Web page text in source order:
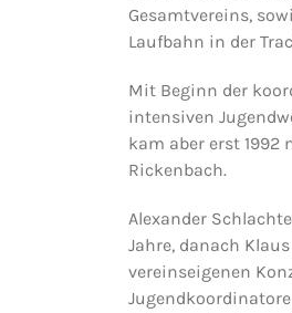
Gesamtvereins,
Laufbahn in der
Mit Beginn der
intensiven
kam aber erst 1992
Rickenbach.
Alexander
Jahre, danach
vereinseigenen